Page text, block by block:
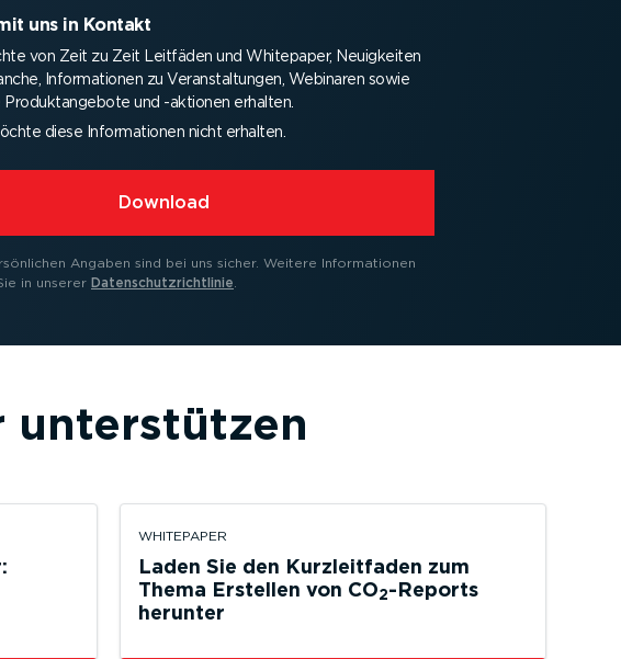
uns in Kontakt
von Zeit zu Zeit Leitfäden und Whitepaper, Neuigkeiten
Infor­ma­tionen zu Veran­stal­tungen, Webinaren sowie
Produkt­an­gebote und -aktionen erhalten.
diese Infor­ma­tionen nicht erhalten.
⁠Download
Angaben sind bei uns sicher. Weitere Infor­ma­tionen
in unserer Daten­schutz­richt­linie
unter­stützen
WHITEPAPER
Laden Sie den Kurzleit­faden zum
Thema Erstellen von CO2-Reports
herunter